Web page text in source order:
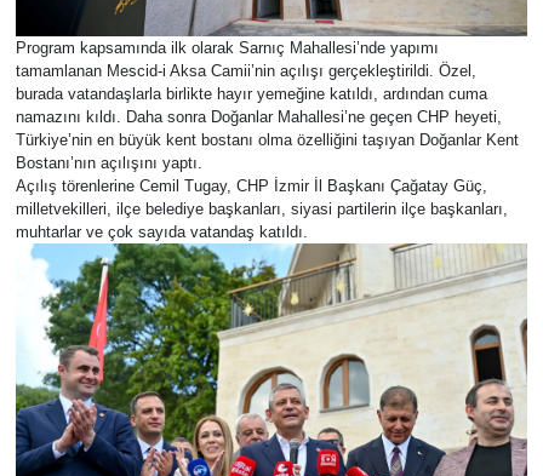
Program kapsamında ilk olarak Sarnıç Mahallesi’nde yapımı
tamamlanan Mescid-i Aksa Camii’nin açılışı gerçekleştirildi. Özel,
burada vatandaşlarla birlikte hayır yemeğine katıldı, ardından cuma
namazını kıldı. Daha sonra Doğanlar Mahallesi’ne geçen CHP heyeti,
Türkiye’nin en büyük kent bostanı olma özelliğini taşıyan Doğanlar Kent
Bostanı’nın açılışını yaptı.
Açılış törenlerine Cemil Tugay, CHP İzmir İl Başkanı Çağatay Güç,
milletvekilleri, ilçe belediye başkanları, siyasi partilerin ilçe başkanları,
muhtarlar ve çok sayıda vatandaş katıldı.